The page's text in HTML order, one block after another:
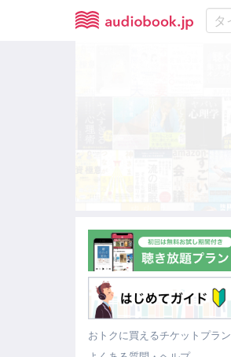
おトクに買えるチケットプラン